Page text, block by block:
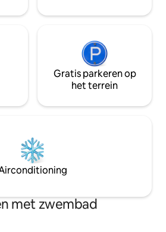
Gratis parkeren op
het terrein
met zwembad